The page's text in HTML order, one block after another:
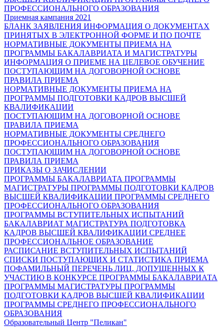
ПРОФЕССИОНАЛЬНОГО ОБРАЗОВАНИЯ
Приемная кампания 2021
БЛАНК ЗАЯВЛЕНИЯ ИНФОРМАЦИЯ О ДОКУМЕНТАХ
ПРИНЯТЫХ В ЭЛЕКТРОННОЙ ФОРМЕ И ПО ПОЧТЕ
НОРМАТИВНЫЕ ДОКУМЕНТЫ ПРИЕМА НА
ПРОГРАММЫ БАКАЛАВРИАТА И МАГИСТРАТУРЫ
ИНФОРМАЦИЯ О ПРИЕМЕ НА ЦЕЛЕВОЕ ОБУЧЕНИЕ
ПОСТУПАЮЩИМ НА ДОГОВОРНОЙ ОСНОВЕ
ПРАВИЛА ПРИЕМА
НОРМАТИВНЫЕ ДОКУМЕНТЫ ПРИЕМА НА
ПРОГРАММЫ ПОДГОТОВКИ КАДРОВ ВЫСШЕЙ
КВАЛИФИКАЦИИ
ПОСТУПАЮЩИМ НА ДОГОВОРНОЙ ОСНОВЕ
ПРАВИЛА ПРИЕМА
НОРМАТИВНЫЕ ДОКУМЕНТЫ СРЕДНЕГО
ПРОФЕССИОНАЛЬНОГО ОБРАЗОВАНИЯ
ПОСТУПАЮЩИМ НА ДОГОВОРНОЙ ОСНОВЕ
ПРАВИЛА ПРИЕМА
ПРИКАЗЫ О ЗАЧИСЛЕНИИ
ПРОГРАММЫ БАКАЛАВРИАТА ПРОГРАММЫ
МАГИСТРАТУРЫ ПРОГРАММЫ ПОДГОТОВКИ КАДРОВ
ВЫСШЕЙ КВАЛИФИКАЦИИ ПРОГРАММЫ СРЕДНЕГО
ПРОФЕССИОНАЛЬНОГО ОБРАЗОВАНИЯ
ПРОГРАММЫ ВСТУПИТЕЛЬНЫХ ИСПЫТАНИЙ
БАКАЛАВРИАТ МАГИСТРАТУРА ПОДГОТОВКА
КАДРОВ ВЫСШЕЙ КВАЛИФИКАЦИИ СРЕДНЕЕ
ПРОФЕССИОНАЛЬНОЕ ОБРАЗОВАНИЕ
РАСПИСАНИЕ ВСТУПИТЕЛЬНЫХ ИСПЫТАНИЙ
СПИСКИ ПОСТУПАЮЩИХ И СТАТИСТИКА ПРИЕМА
ПОФАМИЛЬНЫЙ ПЕРЕЧЕНЬ ЛИЦ, ДОПУЩЕННЫХ К
УЧАСТИЮ В КОНКУРСЕ ПРОГРАММЫ БАКАЛАВРИАТА
ПРОГРАММЫ МАГИСТРАТУРЫ ПРОГРАММЫ
ПОДГОТОВКИ КАДРОВ ВЫСШЕЙ КВАЛИФИКАЦИИ
ПРОГРАММЫ СРЕДНЕГО ПРОФЕССИОНАЛЬНОГО
ОБРАЗОВАНИЯ
Образовательный Центр "Пеликан"